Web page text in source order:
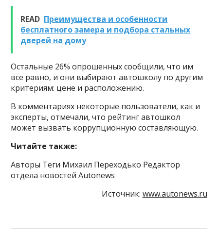
READ Преимущества и особенности
бесплатного замера и подбора стальных
дверей на дому
Остальные 26% опрошенных сообщили, что им
все равно, и они выбирают автошколу по другим
критериям: цене и расположению.
В комментариях некоторые пользователи, как и
эксперты, отмечали, что рейтинг автошкол
может вызвать коррупционную составляющую.
Читайте также:
Авторы Теги Михаил Переходько Редактор
отдела новостей Autonews
Источник: www.autonews.ru